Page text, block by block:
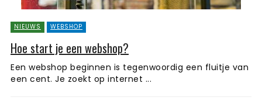
NIEUWS WEBSHOP
Hoe start je een webshop?
Een webshop beginnen is tegenwoordig een fluitje van
een cent. Je zoekt op internet ...